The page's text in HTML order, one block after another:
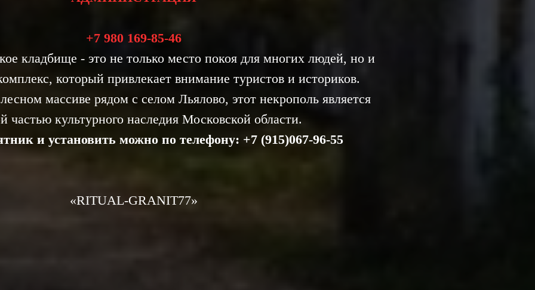
+7 980 169-85-46
кладбище - это не только место покоя для многих людей, но и
который привлекает внимание туристов и историков.
массиве рядом с селом Льялово, этот некрополь является
частью культурного наследия Московской области.
и установить можно по телефону: +7 (915)067-96-55
«RIТUAL-GRANIT77»